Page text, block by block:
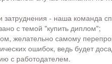
затруднения - наша команда
с темой "купить диплом";
желательно самому
ошибок, ведь будет
с работодателем.